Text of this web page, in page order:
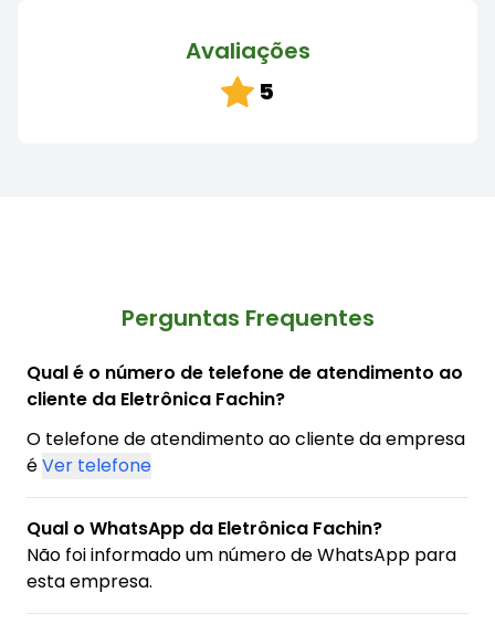
Avaliações
5
Perguntas Frequentes
Qual é o número de telefone de atendimento ao
cliente da Eletrônica Fachin?
O telefone de atendimento ao cliente da empresa
éVer telefone
Qual o WhatsApp da Eletrônica Fachin?
Não foi informado um número de WhatsApp para
esta empresa.